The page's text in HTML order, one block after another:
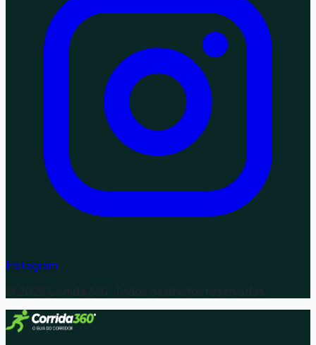
Instagram
© 2026 Corrida 360. Todos os direitos reservados.